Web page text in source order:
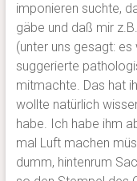
imponieren suchte,
gäbe und daß mir
(unter uns gesagt: es
suggerierte
mitmachte. Das hat
wollte natürlich
habe. Ich habe ihm
mal Luft machen
dumm, hintenrum